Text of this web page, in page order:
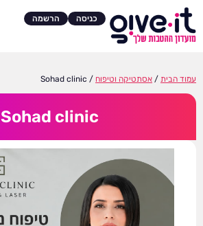
כניסה הרשמה
עמוד הבית / אסתטיקה וטיפוח / Sohad clinic
Sohad clinic